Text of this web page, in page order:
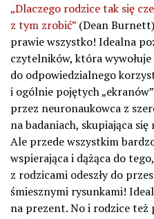
„Dlaczego rodzice tak się
z tym zrobić” (Dean
prawie wszystko! Idealna
czytelników, która
do odpowiedzialnego
i ogólnie pojętych
przez neuronaukowca z
na badaniach, skupiająca
Ale przede wszystkim
wspierająca i dążąca do
z rodzicami odeszły do
śmiesznymi rysunkami!
na prezent. No i rodzice też